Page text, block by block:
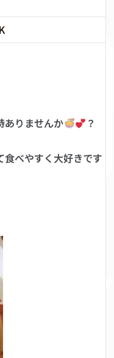
ありませんか ？
食べやすく大好きです